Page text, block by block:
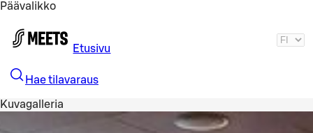
Päävalikko
Etusivu
Hae tilavaraus
Kuvagalleria